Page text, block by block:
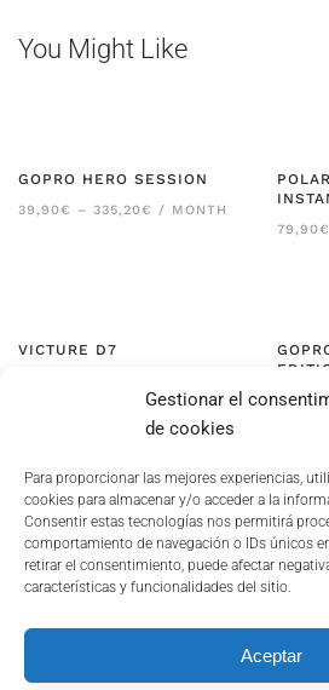
Gestionar el
de cookies
Para proporcionar las mejores experiencias,
cookies para almacenar y/o acceder a la
Consentir estas tecnologías nos permitirá
comportamiento de navegación o IDs únicos
retirar el consentimiento, puede afectar
características y funcionalidades del sitio.
Aceptar
You Might Like
GOPRO HERO SESSION
39,90€ – 335,20€ RANGO
/ MONTH
79,90€
VICTURE D7
DE
DESDE
HASTA
671,20€
79,90€
POLÍTICA DE PRIVACIDAD